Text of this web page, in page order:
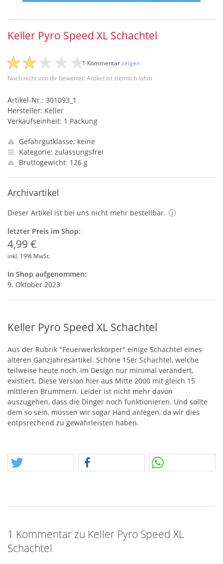
Keller Pyro Speed XL Schachtel
Noch nicht von dir bewertet: Artikel ist ziemlich lahm
1 Kommentarzeigen
Artikel-Nr.: 301093_1
Hersteller: Keller
Verkaufseinheit: 1 Packung
Gefahrgutklasse: keine
Kategorie: zulassungsfrei
Bruttogewicht: 126 g
Archivartikel
Dieser Artikel ist bei uns nicht mehr bestellbar.
letzter Preis im Shop:
4,99 €
inkl. 19% MwSt.
In Shop aufgenommen:
9. Oktober 2023
Keller Pyro Speed XL Schachtel
Aus der Rubrik "Feuerwerkskörper" einige Schachtel eines
älteren Ganzjahresartikel. Schöne 15er Schachtel, welche
teilweise heute noch, im Design nur minimal verändert,
existiert. Diese Version hier aus Mitte 2000 mit gleich 15
mittleren Brummern. Leider ist nicht mehr davon
auszugehen, dass die Dinger noch funktionieren. Und sollte
dem so sein, müssen wir sogar Hand anlegen, da wir dies
entpsrechend zu gewährleisten haben.
1 Kommentar zu Keller Pyro Speed XL
Schachtel